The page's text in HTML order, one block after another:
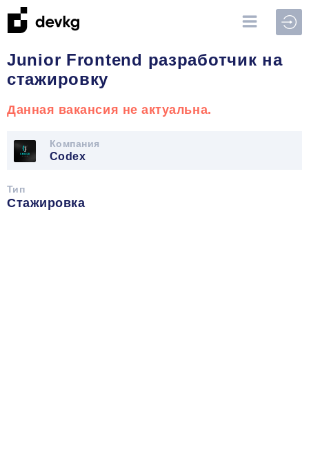
Junior Frontend разработчик на
стажировку
Данная вакансия не актуальна.
Компания
Codex
Тип
Стажировка